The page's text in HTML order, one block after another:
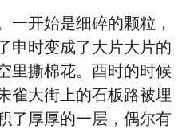
一开始是细碎的颗粒，
申时变成了大片大片的
里撕棉花。酉时的时候
雀大街上的石板路被埋
了厚厚的一层，偶尔有